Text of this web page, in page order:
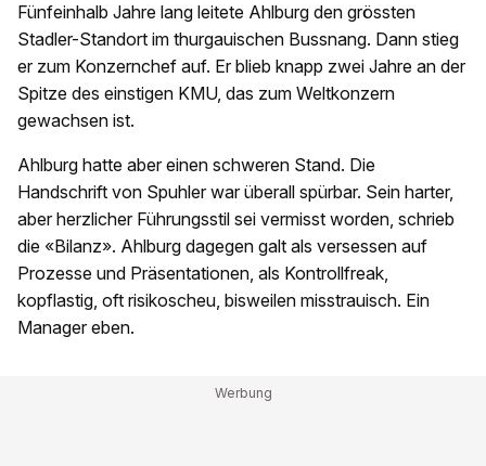
Fünfeinhalb Jahre lang leitete Ahlburg den grössten
Stadler-Standort im thurgauischen Bussnang. Dann stieg
er zum Konzernchef auf. Er blieb knapp zwei Jahre an der
Spitze des einstigen KMU, das zum Weltkonzern
gewachsen ist.
Ahlburg hatte aber einen schweren Stand. Die
Handschrift von Spuhler war überall spürbar. Sein harter,
aber herzlicher Führungsstil sei vermisst worden, schrieb
die «Bilanz». Ahlburg dagegen galt als versessen auf
Prozesse und Präsentationen, als Kontrollfreak,
kopflastig, oft risikoscheu, bisweilen misstrauisch. Ein
Manager eben.